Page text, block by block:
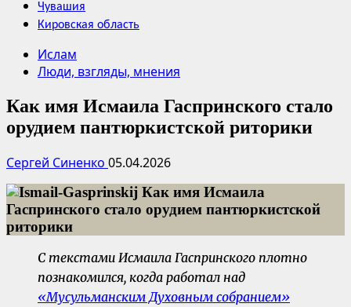
Чувашия
Кировская область
Ислам
Люди, взгляды, мнения
Как имя Исмаила Гаспринского стало
орудием пантюркистской риторики
Сергей Синенко 05.04.2026
С текстами Исмаила Гаспринского плотно
познакомился, когда работал над
«Мусульманским Духовным собранием»